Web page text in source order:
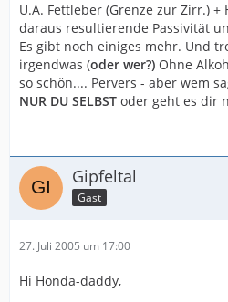
U.A. Fettleber (Grenze zur Zirr.) +
daraus resultierende Passivität
Es gibt noch einiges mehr. Und
irgendwas (oder wer?) Ohne
so schön.... Pervers - aber wem
NUR DU SELBST oder geht es dir
Gipfeltal
Gast
27. Juli 2005 um 17:00
Hi Honda-daddy,